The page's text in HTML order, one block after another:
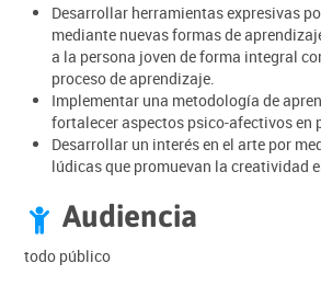
Desarrollar herramientas expresivas
mediante nuevas formas de
a la persona joven de forma integral
proceso de aprendizaje.
Implementar una metodología de
fortalecer aspectos psico-afectivos en
Desarrollar un interés en el arte por
lúdicas que promuevan la creatividad
 Audiencia
todo público